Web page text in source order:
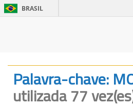
BRASIL
Palavra-chave:
utilizada 77